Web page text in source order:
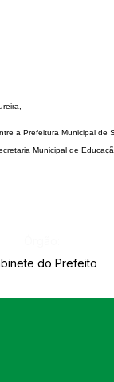
a Prefeitura Municipal de
Municipal de
do Prefeito